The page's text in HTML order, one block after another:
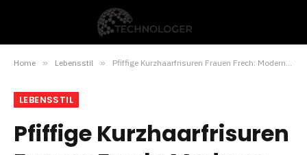
Home » Lebensstil » Pfiffige Kurzhaarfrisuren Frauen Frech: Moderne Ideen für kurze Haare
LEBENSSTIL
Pfiffige Kurzhaarfrisuren